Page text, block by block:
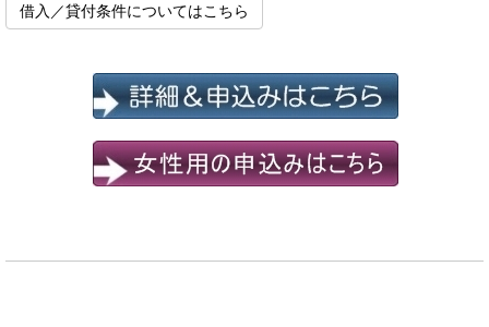
借入／貸付条件についてはこちら